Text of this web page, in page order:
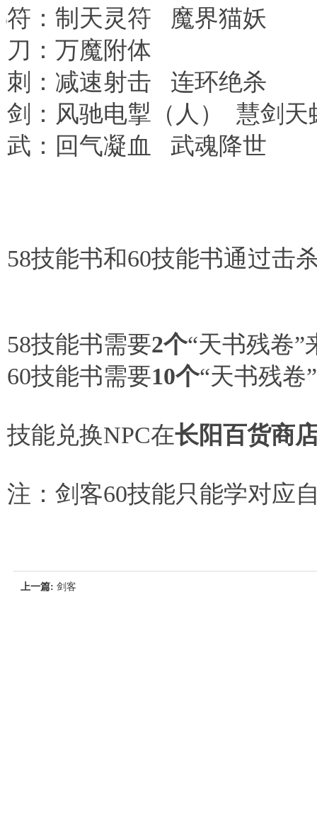
符：制天灵符
魔界猫妖
刀：万魔附体
刺：减速射击
连环绝杀
剑：风驰电掣（人）
慧剑天
武：回气凝血
武魂降世
58技能书和60技能书通过击
58技能书需要2个“天书残卷”
60技能书需要10个“天书残卷
技能兑换NPC在长阳百货商
注：剑客60技能只能学对应
上一篇:剑客